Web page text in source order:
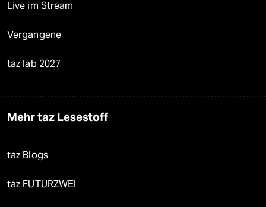
Live im Stream
Vergangene
taz lab 2027
Mehr taz Lesestoff
taz Blogs
taz FUTURZWEI